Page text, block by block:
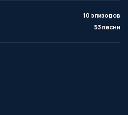
10 эпизодов
53 песни